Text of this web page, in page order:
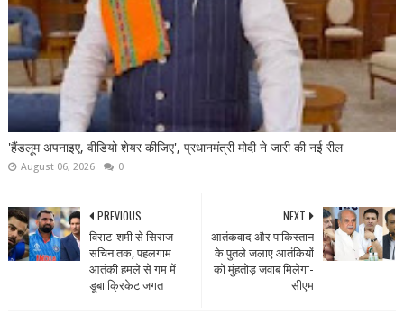
'हैंडलूम अपनाइए, वीडियो शेयर कीजिए', प्रधानमंत्री मोदी ने जारी की नई रील
August 06, 2026 0
NEXT
आतंकवाद और पाकिस्तान
के पुतले जलाए आतंकियों
को मुंहतोड़ जवाब मिलेगा-
सीएम
PREVIOUS
विराट-शमी से सिराज-
सचिन तक, पहलगाम
आतंकी हमले से गम में
डूबा क्रिकेट जगत